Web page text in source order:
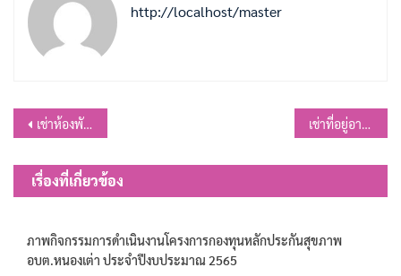
http://localhost/master
แนะแนว
เรื่อง
เช่าห้องพักอาศัย..ให้สบายใจต้องรู้อะไรบ้าง เช่าที่อยู่อาศัยอย่างไร ไม่ให้ถูกเอาเปรียบ
เรื่องที่เกี่ยวข้อง
ภาพกิจกรรมการดำเนินงานโครงการกองทุนหลักประกันสุขภาพ
อบต.หนองเต่า ประจำปีงบประมาณ 2565